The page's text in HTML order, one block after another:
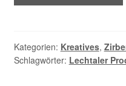
Kategorien: Kreatives,
Schlagwörter: Lechtaler